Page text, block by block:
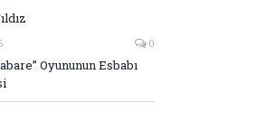
0
Oyununun Esbabı